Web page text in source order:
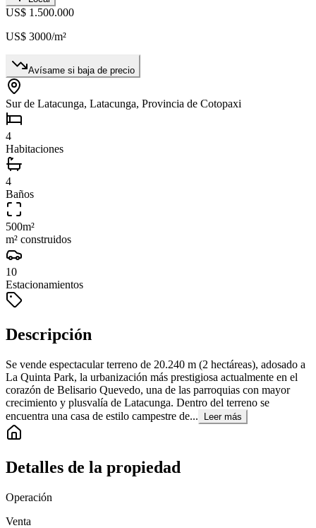
US$ 1.500.000
US$ 3000/m²
Avísame si baja de precio
Sur de Latacunga, Latacunga, Provincia de Cotopaxi
4
Habitaciones
4
Baños
500m²
m² construidos
10
Estacionamientos
Descripción
Se vende espectacular terreno de 20.240 m (2 hectáreas), adosado a
La Quinta Park, la urbanización más prestigiosa actualmente en el
corazón de Belisario Quevedo, una de las parroquias con mayor
crecimiento y plusvalía de Latacunga. Dentro del terreno se
encuentra una casa de estilo campestre de...
Leer más
Detalles de la propiedad
Operación
Venta